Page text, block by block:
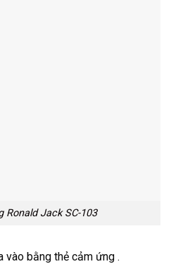
Ronald Jack SC-103
vào bằng thẻ cảm ứng .